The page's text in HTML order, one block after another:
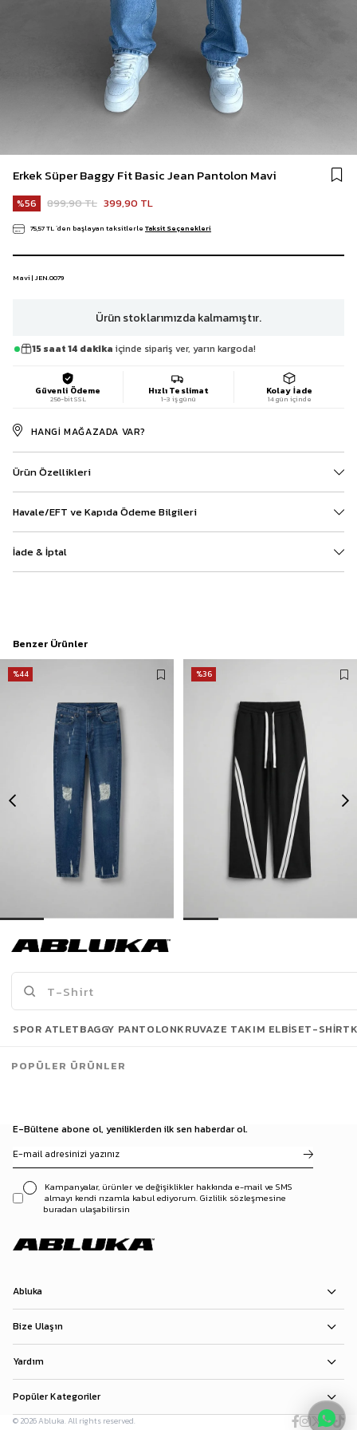
Erkek Süper Baggy Fit Basic Jean Pantolon Mavi
56 899,90 TL 399,90 TL
75,57 TL`den başlayan taksitlerle Taksit Seçenekleri
Mavi | JEN.0079
Ürün stoklarımızda kalmamıştır.
15 saat 14 dakika içinde sipariş ver, yarın kargoda!
Güvenli Ödeme
256-bit SSL
Hızlı Teslimat
1-3 iş günü
Kolay İade
14 gün içinde
HANGI MAĞAZADA VAR?
Ürün Özellikleri
Havale/EFT ve Kapıda Ödeme Bilgileri
İade & İptal
Benzer Ürünler
%44
499,00 TL
889,90 TL
%36
Son Bakılanlar
E-Bültene abone ol, yeniliklerden ilk sen haberdar ol.
Kampanyalar, ürünler ve değişiklikler hakkında e-mail ve SMS
almayı kendi rızamla kabul ediyorum. Gizlilik sözleşmesine
buradan ulaşabilirsin
Abluka
Bize Ulaşın
Yardım
Popüler Kategoriler
© 2026 Abluka. All rights reserved.
SPOR ATLETBAGGY PANTOLONKRUVAZE TAKIM ELBISET-SHIRT
POPÜLER ÜRÜNLER